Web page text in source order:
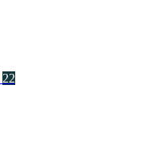
22